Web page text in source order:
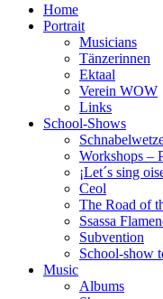
Home
Portrait
Musicians
Tänzerinnen
Ektaal
Verein WOW
Links
School-Shows
Workshops –
¡Let´s sing
Ceol
The Road of
Ssassa
Subvention
School-show
Music
Albums